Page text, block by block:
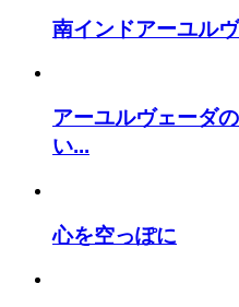
南インドアーユル
アーユルヴェーダ
い...
心を空っぽに